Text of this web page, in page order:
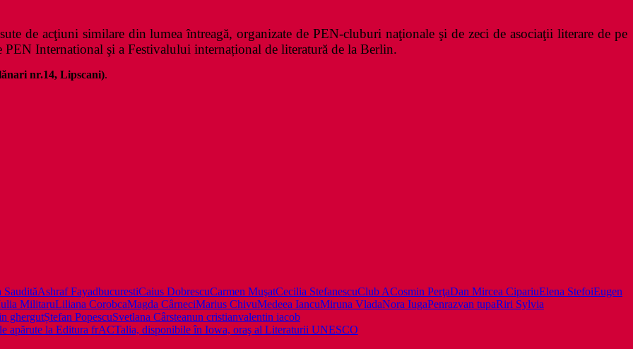
de acţiuni similare din lumea întreagă, organizate de PEN-cluburi naţionale şi de zeci de asociaţii literare de pe
International şi a Festivalului internațional de literatură de la Berlin.
nr.14, Lipscani).
SaudităAshraf FayadbucurestiCaius DobrescuCarmen MuşatCecilia StefanescuClub ACosmin PerţaDan Mircea CipariuElena StefoiEugen
MilitaruLiliana CorobcaMagda CârneciMarius ChivuMedeea IancuMiruna VladaNora IugaPenrazvan tupaRiri Sylvia
ghergutȘtefan PopescuSvetlana Cârsteanun cristianvalentin iacob
apărute la Editura frACTalia, disponibile în Iowa, oraş al Literaturii UNESCO